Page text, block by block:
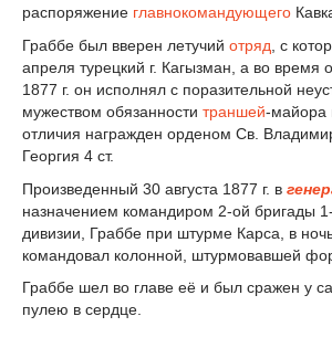
распоряжение главнокомандующего
Граббе был вверен летучий отряд , с
апреля турецкий г. Кагызман, а во время
1877 г. он исполнял с поразительной
мужеством обязанности траншей-майора
отличия награжден орденом Св.
Георгия 4 ст.
Произведенный 30 августа 1877 г. в
назначением командиром 2-ой бригады
дивизии, Граббе при штурме Карса, в
командовал колонной, штурмовавшей
Граббе шел во главе её и был сражен у
пулею в сердце.